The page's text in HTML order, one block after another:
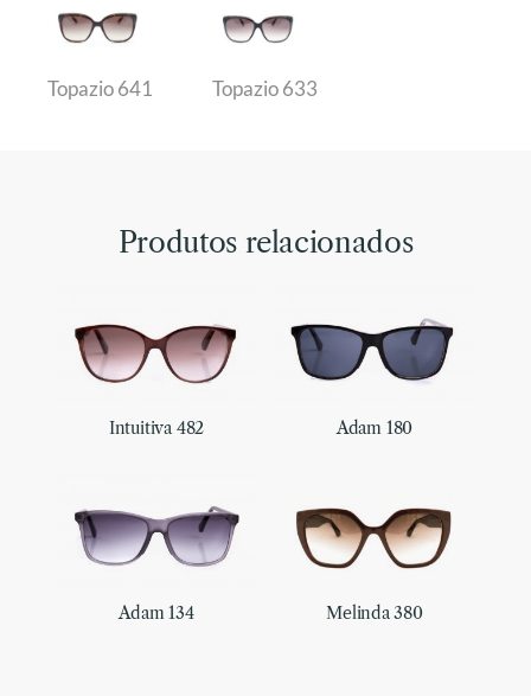
Topazio 641 Topazio 633
Produtos relacionados
Intuitiva 482 Adam 180
Adam 134 Melinda 380